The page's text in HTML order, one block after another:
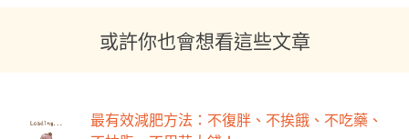
或許你也會想看這些文章
最有效減肥方法：不復胖、不挨餓、不吃藥、